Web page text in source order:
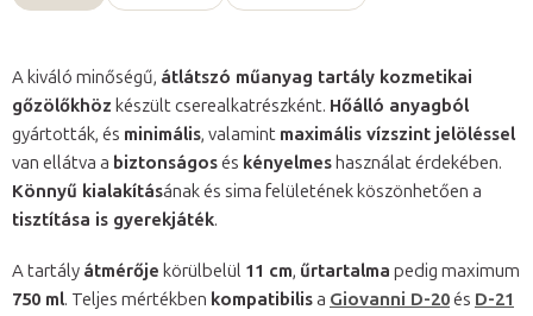
A kiváló minőségű, átlátszó műanyag tartály kozmetikai
gőzölőkhöz készült cserealkatrészként. Hőálló anyagból
gyártották, és minimális, valamint maximális vízszint jelöléssel
van ellátva a biztonságosés kényelmes használat érdekében.
Könnyű kialakításának és sima felületének köszönhetően a
tisztítása is gyerekjáték.
A tartály átmérője körülbelül 11 cm, űrtartalma pedig maximum
750 ml. Teljes mértékben kompatibilisa Giovanni D-20és D-21